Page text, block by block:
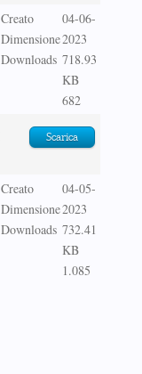
Creato
Dimensione
Downloads
04-06-
2023
718.93
KB
682
Scarica
Creato
Dimensione
Downloads
04-05-
2023
732.41
KB
1.085